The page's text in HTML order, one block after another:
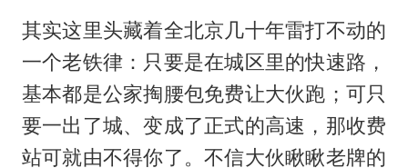
其实这里头藏着全北京几十年雷打不动的
一个老铁律：只要是在城区里的快速路，
基本都是公家掏腰包免费让大伙跑；可只
要一出了城、变成了正式的高速，那收费
站可就由不得你了。不信大伙瞅瞅老牌的